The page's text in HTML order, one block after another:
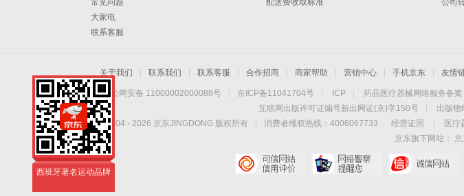
常见问题
大家电
联系客服
配送费收取标准
公司
关于我们 联系我们 联系客服 合作招商 商家帮助 营销中心 手机京东 友情
京公网安备 11000002000088号 京ICP备11041704号 ICP 药品医疗器械网络服务备案
互联网出版许可证编号新出网证(京)字150号
出版物
Copyright © 2004 - 2026 京东JINGDONG 版权所有 消费者维权热线：4006067733 经营证照 医
京东旗下网站：
NEVER GIVE UP
西班牙著名运动品牌
NEVER GIVE UP
西班牙著名运动品牌